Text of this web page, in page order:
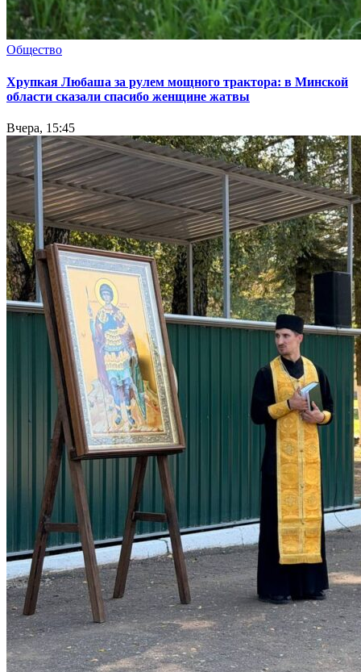
Общество
Хрупкая Любаша за рулем мощного трактора: в Минской
области сказали спасибо женщине жатвы
Вчера, 15:45